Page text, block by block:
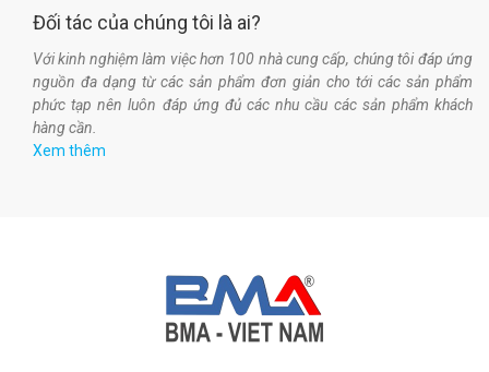
Đối tác của chúng tôi là ai?
Với kinh nghiệm làm việc hơn 100 nhà cung cấp, chúng tôi đáp ứng
nguồn đa dạng từ các sản phẩm đơn giản cho tới các sản phẩm
phức tạp nên luôn đáp ứng đủ các nhu cầu các sản phẩm khách
hàng cần.
Xem thêm